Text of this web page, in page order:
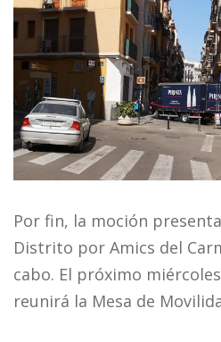
Por fin, la moción
Distrito por Amics del
cabo. El próximo
reunirá la Mesa de